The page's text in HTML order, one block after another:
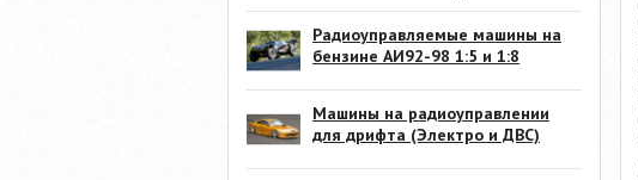
Радиоуправляемые машины на
бензине АИ92-98 1:5 и 1:8
Машины на радиоуправлении
для дрифта (Электро и ДВС)